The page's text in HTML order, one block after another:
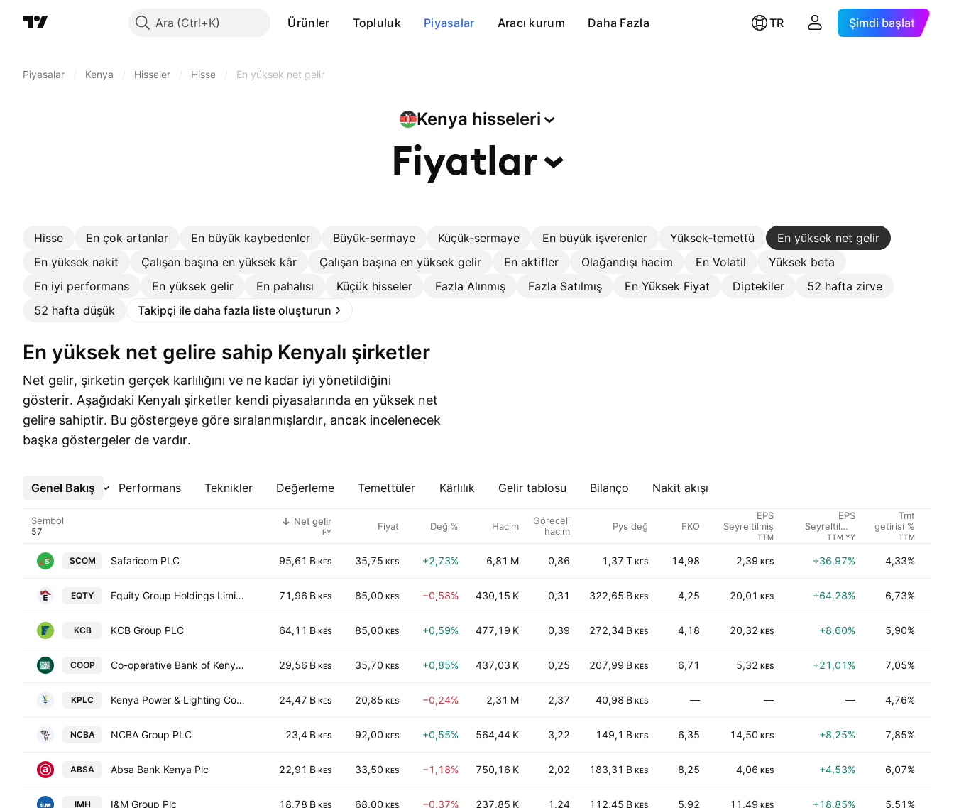
Ara Ürünler Topluluk Piyasalar Aracı kurum Daha Fazla TR Şimdi başlat
Piyasalar Kenya Hisseler Hisse En yüksek net gelir
Kenya hisseleri
Fiyatlar
Hisse En çok artanlar En büyük kaybedenler Büyük-sermaye Küçük-sermaye En büyük işverenler Yüksek-temettü
En yüksek net gelir
En yüksek nakit
Çalışan başına en yüksek kâr Çalışan başına en yüksek gelir En aktifler Olağandışı hacim En Volatil
Yüksek beta
En iyi performans
En yüksek gelir En pahalısı Küçük hisseler Fazla Alınmış Fazla Satılmış En Yüksek Fiyat Diptekiler
52 hafta zirve
52 hafta düşük
Takipçi ile daha fazla liste oluşturun
En yüksek net gelire sahip Kenyalı şirketler
Net gelir, şirketin gerçek karlılığını ve ne kadar iyi yönetildiğini
gösterir. Aşağıdaki Kenyalı şirketler kendi piyasalarında en yüksek net
gelire sahiptir. Bu göstergeye göre sıralanmışlardır, ancak incelenecek
başka göstergeler de vardır.
Genel Bakış Performans Teknikler Değerleme Temettüler Kârlılık Gelir tablosu Bilanço Nakit akışı
Daha Fazla
Sembol Net gelir
FY Fiyat Değ % Hacim
Göreceli
hacim
Pys değ FKO
EPS
Seyreltilmiş
TTM
EPS
Seyreltilmiş
Büyüme
TTM YY
Tmt
getirisi %
TTM
SCOM Safaricom PLC 95,61 B KES 35,75 KES +2,73% 6,81 M 0,86 1,37 T KES 14,98 2,39 KES +36,97% 4,33%
EQTY Equity Group Holdings Limited 71,96 B KES 85,00 KES −0,58% 430,15 K 0,31 322,65 B KES 4,25 20,01 KES +64,28% 6,73%
KCB KCB Group PLC 64,11 B KES 85,00 KES +0,59% 477,19 K 0,39 272,34 B KES 4,18 20,32 KES +8,60% 5,90%
COOP Co-operative Bank of Kenya Ltd. 29,56 B KES 35,70 KES +0,85% 437,03 K 0,25 207,99 B KES 6,71 5,32 KES +21,01% 7,05%
KPLC Kenya Power & Lighting Company Plc 24,47 B KES 20,85 KES −0,24% 2,31 M 2,37 40,98 B KES — — — 4,76%
NCBA NCBA Group PLC 23,4 B KES 92,00 KES +0,55% 564,44 K 3,22 149,1 B KES 6,35 14,50 KES +8,25% 7,85%
ABSA Absa Bank Kenya Plc 22,91 B KES 33,50 KES −1,18% 750,16 K 2,02 183,31 B KES 8,25 4,06 KES +4,53% 6,07%
IMH I&M Group Plc 18,78 B KES 68,00 KES −0,37% 237,85 K 1,24 112,45 B KES 5,92 11,49 KES +18,85% 5,51%